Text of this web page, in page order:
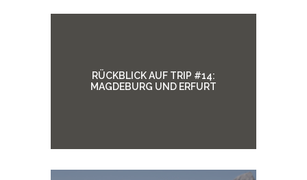
RÜCKBLICK AUF TRIP #14:
MAGDEBURG UND ERFURT